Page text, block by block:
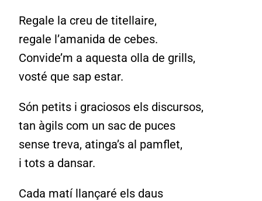
Regale la creu de titellaire,
regale l’amanida de cebes.
Convide’m a aquesta olla de grills,
vosté que sap estar.
Són petits i graciosos els discursos,
tan àgils com un sac de puces
sense treva, atinga’s al pamflet,
i tots a dansar.
Cada matí llançaré els daus